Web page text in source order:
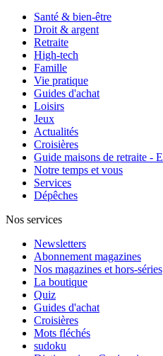
Santé & bien-être
Droit & argent
Retraite
High-tech
Famille
Vie pratique
Guides d'achat
Loisirs
Jeux
Actualités
Croisières
Guide maisons de retraite -
Notre temps et vous
Services
Dépêches
Nos services
Newsletters
Abonnement magazines
Nos magazines et hors-séries
La boutique
Quiz
Guides d'achat
Croisières
Mots fléchés
sudoku